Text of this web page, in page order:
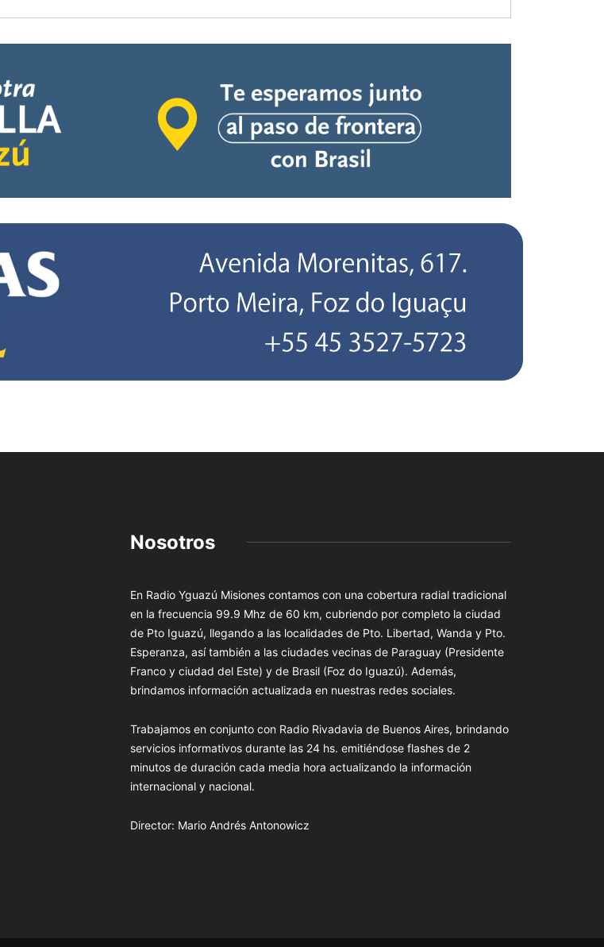
Nosotros
En Radio Yguazú Misiones contamos con una cobertura radial tradicional
en la frecuencia 99.9 Mhz de 60 km, cubriendo por completo la ciudad
de Pto Iguazú, llegando a las localidades de Pto. Libertad, Wanda y Pto.
Esperanza, así también a las ciudades vecinas de Paraguay (Presidente
Franco y ciudad del Este) y de Brasil (Foz do Iguazú). Además,
brindamos información actualizada en nuestras redes sociales.
Trabajamos en conjunto con Radio Rivadavia de Buenos Aires, brindando
servicios informativos durante las 24 hs. emitiéndose flashes de 2
minutos de duración cada media hora actualizando la información
internacional y nacional.
Director: Mario Andrés Antonowicz